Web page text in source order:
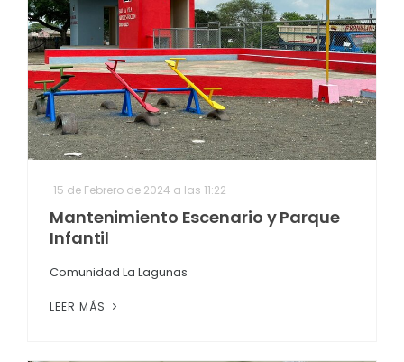
15 de Febrero de 2024 a las 11:22
Mantenimiento Escenario y Parque
Infantil
Comunidad La Lagunas
LEER MÁS